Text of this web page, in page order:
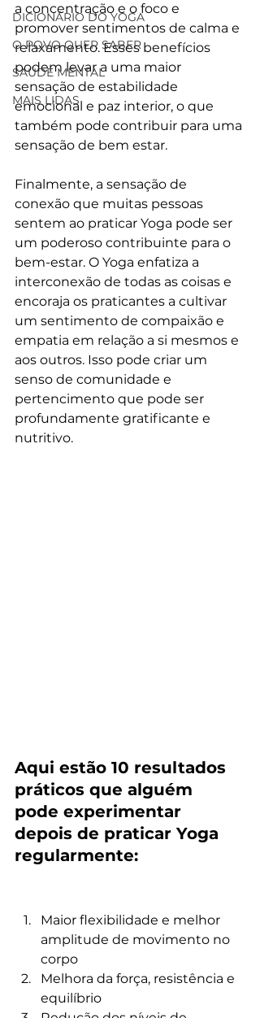
DICIONÁRIO DO YOGA
O POVO QUER SABER
SAÚDE MENTAL
MAIS LIDAS
a concentração e o foco e
promover sentimentos de calma e
relaxamento. Esses benefícios
podem levar a uma maior
sensação de estabilidade
emocional e paz interior, o que
também pode contribuir para uma
sensação de bem estar.
Finalmente, a sensação de
conexão que muitas pessoas
sentem ao praticar Yoga pode ser
um poderoso contribuinte para o
bem-estar. O Yoga enfatiza a
interconexão de todas as coisas e
encoraja os praticantes a cultivar
um sentimento de compaixão e
empatia em relação a si mesmos e
aos outros. Isso pode criar um
senso de comunidade e
pertencimento que pode ser
profundamente gratificante e
nutritivo.
Aqui estão 10 resultados
práticos que alguém
pode experimentar
depois de praticar Yoga
regularmente:
Maior flexibilidade e melhor
amplitude de movimento no
corpo
Melhora da força, resistência e
equilíbrio